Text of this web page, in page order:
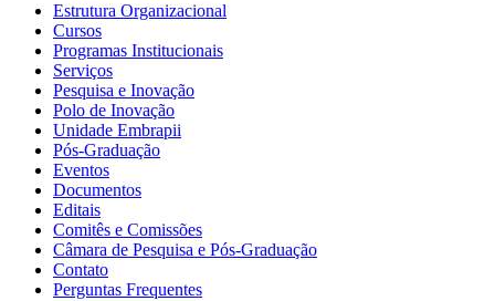
Estrutura Organizacional
Cursos
Programas Institucionais
Serviços
Pesquisa e Inovação
Polo de Inovação
Unidade Embrapii
Pós-Graduação
Eventos
Documentos
Editais
Comitês e Comissões
Câmara de Pesquisa e Pós-Graduação
Contato
Perguntas Frequentes